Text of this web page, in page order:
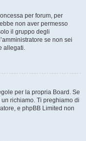
per forum, per
non aver permesso
il gruppo degli
se non sei
allegati.
per la propria Board. Se
richiamo. Ti preghiamo di
e phpBB Limited non